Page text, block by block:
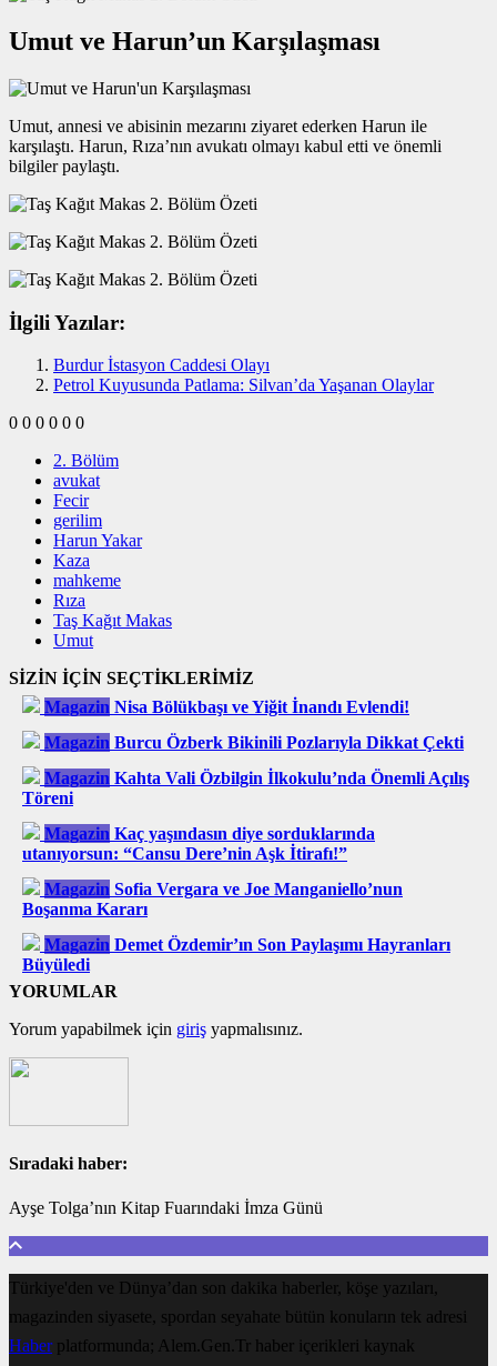
Umut ve Harun’un Karşılaşması
Umut, annesi ve abisinin mezarını ziyaret ederken Harun ile
karşılaştı. Harun, Rıza’nın avukatı olmayı kabul etti ve önemli
bilgiler paylaştı.
İlgili Yazılar:
Burdur İstasyon Caddesi Olayı
Petrol Kuyusunda Patlama: Silvan’da Yaşanan Olaylar
0 0 0 0 0 0
2. Bölüm
avukat
Fecir
gerilim
Harun Yakar
Kaza
mahkeme
Rıza
Taş Kağıt Makas
Umut
SİZİN İÇİN SEÇTİKLERİMİZ
Magazin Nisa Bölükbaşı ve Yiğit İnandı Evlendi!
Magazin Burcu Özberk Bikinili Pozlarıyla Dikkat Çekti
Magazin Kahta Vali Özbilgin İlkokulu’nda Önemli Açılış
Töreni
Magazin Kaç yaşındasın diye sorduklarında
utanıyorsun: “Cansu Dere’nin Aşk İtirafı!”
Magazin Sofia Vergara ve Joe Manganiello’nun
Boşanma Kararı
Magazin Demet Özdemir’ın Son Paylaşımı Hayranları
Büyüledi
YORUMLAR
Yorum yapabilmek için giriş yapmalısınız.
Sıradaki haber:
Ayşe Tolga’nın Kitap Fuarındaki İmza Günü
Türkiye'den ve Dünya’dan son dakika haberler, köşe yazıları,
magazinden siyasete, spordan seyahate bütün konuların tek adresi
Haberplatformunda; Alem.Gen.Tr haber içerikleri kaynak